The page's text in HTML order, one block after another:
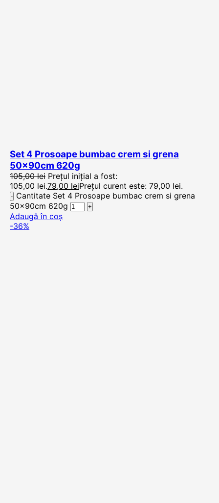
Set 4 Prosoape bumbac crem si grena
50x90cm 620g
105,00lei Prețul inițial a fost:
105,00 lei.79,00 leiPrețul curent este: 79,00 lei.
Cantitate Set 4 Prosoape bumbac crem si grena
50x90cm 620g
Adaugă în coș
-36%